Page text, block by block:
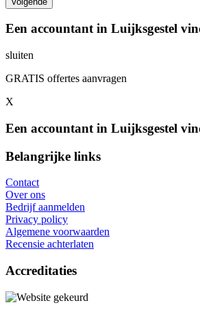
Een accountant in Luijksgestel
sluiten
GRATIS offertes aanvragen
X
Een accountant in Luijksgestel
Belangrijke links
Contact
Over ons
Bedrijf aanmelden
Privacy policy
Algemene voorwaarden
Recensie achterlaten
Accreditaties